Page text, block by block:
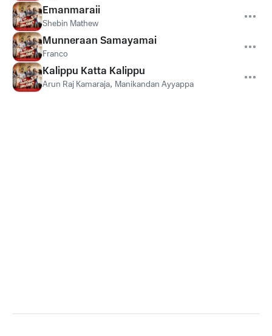
Emanmaraii
Shebin Mathew
Munneraan Samayamai
Franco
Kalippu Katta Kalippu
Arun Raj Kamaraja, Manikandan Ayyappa